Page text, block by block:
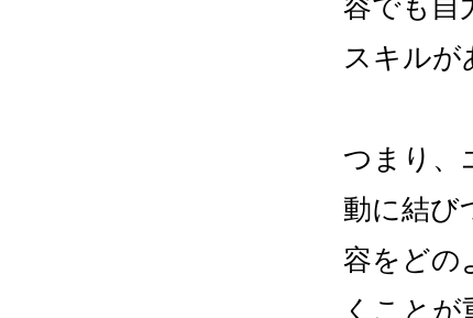
容でも自
スキルが
つまり、
動に結び
容をどの
くことが